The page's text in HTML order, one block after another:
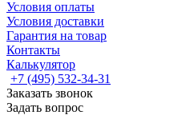
Условия оплаты
Условия доставки
Гарантия на товар
Контакты
Калькулятор
+7 (495) 532‑34‑31
Заказать звонок
Задать вопрос